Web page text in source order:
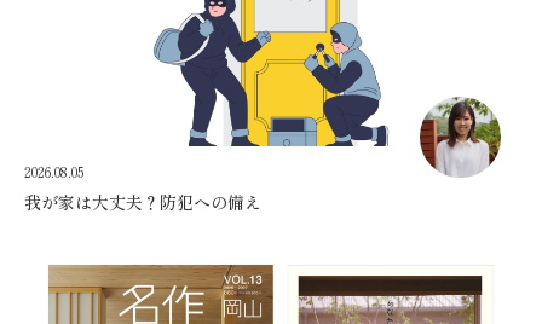
2026.08.05
我が家は大丈夫？防犯への備え